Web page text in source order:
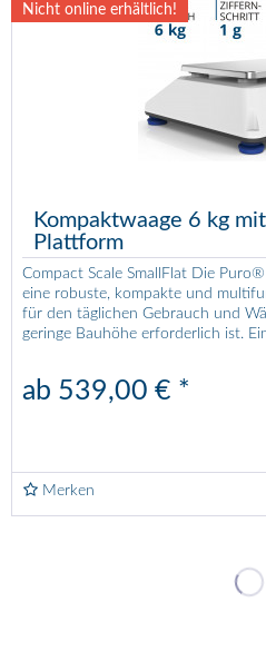
Nicht online erhältlich!
Kompaktwaage 6 kg
Plattform
Compact Scale SmallFlat Die
eine robuste, kompakte und
für den täglichen Gebrauch und
geringe Bauhöhe erforderlich ist.
ab 539,00 € *
Merken